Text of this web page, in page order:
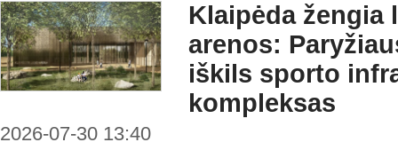
Klaipėda žengia
arenos:
iškils sporto
kompleksas
2026-07-30 13:40